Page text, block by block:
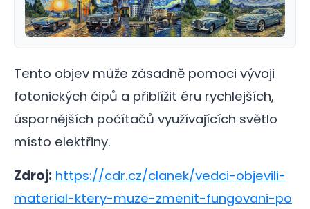
Tento objev může zásadně pomoci vývoji
fotonických čipů a přiblížit éru rychlejších,
úspornějších počítačů využívajících světlo
místo elektřiny.
Zdroj: https://cdr.cz/clanek/vedci-objevili-
material-ktery-muze-zmenit-fungovani-po